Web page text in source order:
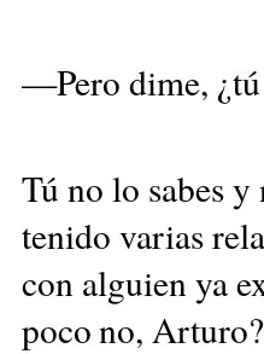
—Pero dime, ¿tú
Tú no lo sabes
tenido varias
con alguien ya
poco no, Arturo?